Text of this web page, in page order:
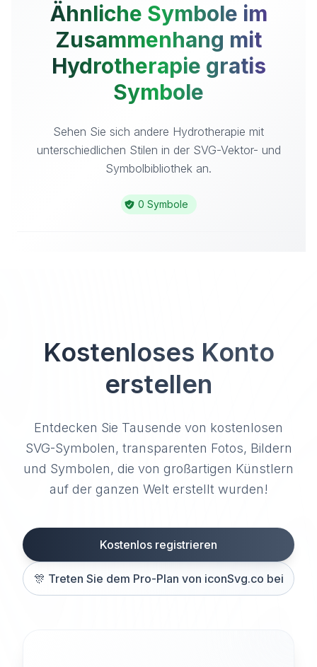
Ähnliche Symbole im
Zusammenhang mit
Hydrotherapie gratis
Symbole
Sehen Sie sich andere Hydrotherapie mit
unterschiedlichen Stilen in der SVG-Vektor- und
Symbolbibliothek an.
0 Symbole
Kostenloses Konto
erstellen
Entdecken Sie Tausende von kostenlosen
SVG-Symbolen, transparenten Fotos, Bildern
und Symbolen, die von großartigen Künstlern
auf der ganzen Welt erstellt wurden!
Kostenlos registrieren
🎊 Treten Sie dem Pro-Plan von iconSvg.co bei